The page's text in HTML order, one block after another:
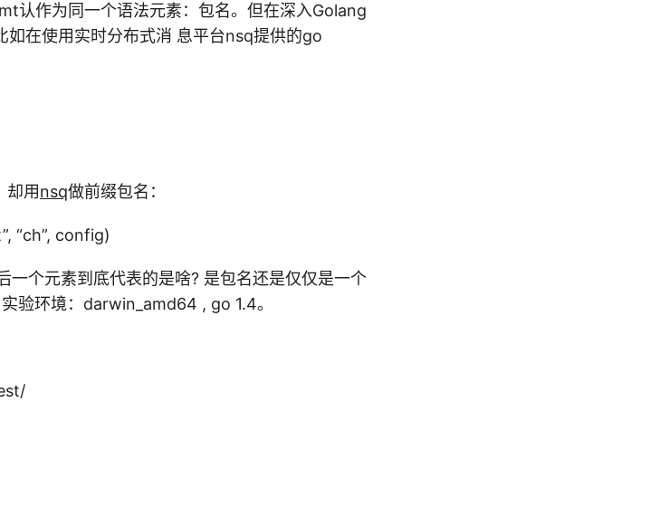
认作为同一个语法元素：包名。但在深入Golang
如在使用实时分布式消 息平台nsq提供的go
用nsq做前缀包名：
“ch”, config)
个元素到底代表的是啥? 是包名还是仅仅是一个
验环境：darwin_amd64 , go 1.4。